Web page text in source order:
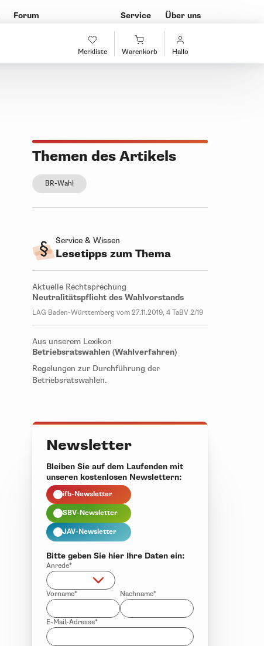
Merkliste Warenkorb Hallo
Forum Service Über uns
Themen des Artikels
BR-Wahl
Service & Wissen
Lesetipps zum Thema
Aktuelle Rechtsprechung
Neutralitätspflicht des Wahlvorstands
LAG Baden-Württemberg vom 27.11.2019, 4 TaBV 2/19
Aus unserem Lexikon
Betriebsratswahlen (Wahlverfahren)
Regelungen zur Durchführung der
Betriebsratswahlen.
Newsletter
Bleiben Sie auf dem Laufenden mit
unseren kostenlosen Newslettern:
ifb-Newsletter
SBV-Newsletter
JAV-Newsletter
Bitte geben Sie hier Ihre Daten ein:
Anrede*
Vorname* Nachname*
E-Mail-Adresse*